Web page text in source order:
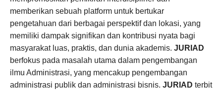
memberikan sebuah platform untuk bertukar
pengetahuan dari berbagai perspektif dan lokasi, yang
memiliki dampak signifikan dan kontribusi nyata bagi
masyarakat luas, praktis, dan dunia akademis. JURIAD
berfokus pada masalah utama dalam pengembangan
ilmu Administrasi, yang mencakup pengembangan
administrasi publik dan administrasi bisnis. JURIAD terbit